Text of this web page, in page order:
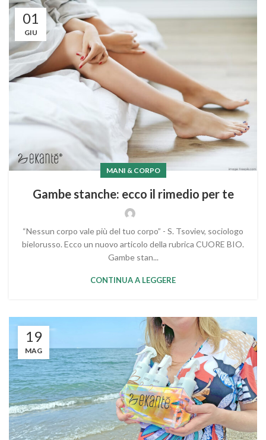
01
GIU
MANI & CORPO
Gambe stanche: ecco il rimedio per te
“Nessun corpo vale più del tuo corpo” - S. Tsoviev, sociologo
bielorusso. Ecco un nuovo articolo della rubrica CUORE BIO.
Gambe stan...
CONTINUA A LEGGERE
19
MAG